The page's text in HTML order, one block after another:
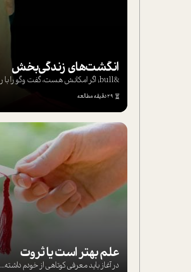
انگشت‌های‌ زندگی‌بخش
&bull; اگر امکانش هست، گفت وگو را با روا...
29 دقیقه مطالعه
علم بهتر است یا ثروت
در آغاز باید معرفی کوتاهی از خودم داشته...